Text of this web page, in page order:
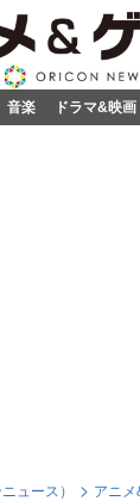
音楽 ドラマ&映画
ュース） アニ